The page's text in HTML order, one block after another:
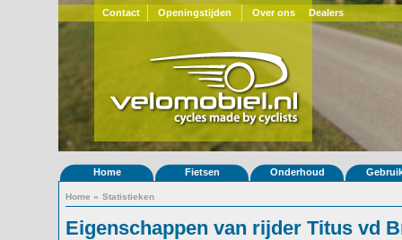
Contact Openingstijden Over ons Dealers
Home Fietsen Onderhoud
Home » Statistieken
Eigenschappen van rijder Titus vd